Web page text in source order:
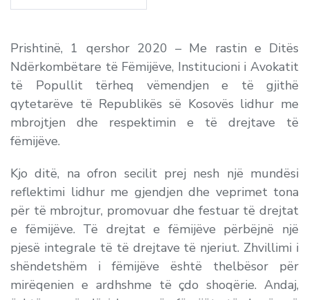
Prishtinë, 1 qershor 2020 – Me rastin e Ditës
Ndërkombëtare të Fëmijëve, Institucioni i Avokatit
të Popullit tërheq vëmendjen e të gjithë
qytetarëve të Republikës së Kosovës lidhur me
mbrojtjen dhe respektimin e të drejtave të
fëmijëve.
Kjo ditë, na ofron secilit prej nesh një mundësi
reflektimi lidhur me gjendjen dhe veprimet tona
për të mbrojtur, promovuar dhe festuar të drejtat
e fëmijëve. Të drejtat e fëmijëve përbëjnë një
pjesë integrale të të drejtave të njeriut. Zhvillimi i
shëndetshëm i fëmijëve është thelbësor për
mirëqenien e ardhshme të çdo shoqërie. Andaj,